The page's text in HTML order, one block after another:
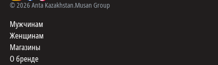
©2026 Anta Kazakhstan.Musan Group
Мужчинам
Женщинам
Магазины
О бренде